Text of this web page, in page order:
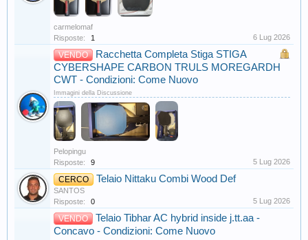
carmelomaf
Risposte:
1 6 Lug 2026
VENDO
Racchetta Completa Stiga STIGA
CYBERSHAPE CARBON TRULS MOREGARDH
CWT - Condizioni: Come Nuovo
Immagini della Discussione
Pelopingu
Risposte:
9 5 Lug 2026
CERCO Telaio Nittaku Combi Wood Def
SANTOS
Risposte:
0 5 Lug 2026
VENDO
Telaio Tibhar AC hybrid inside j.tt.aa -
Concavo - Condizioni: Come Nuovo